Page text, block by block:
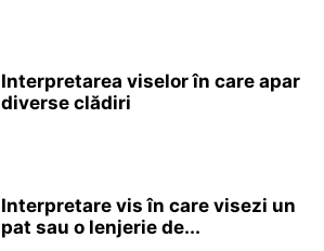
Interpretarea viselor în care apar
diverse clădiri
Interpretare vis în care visezi un
pat sau o lenjerie de...